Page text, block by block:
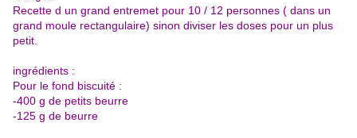
Recette d un grand entremet pour 10 / 12 personnes ( dans un
grand moule rectangulaire) sinon diviser les doses pour un plus
petit.
ingrédients :
Pour le fond biscuité :
-400 g de petits beurre
-125 g de beurre